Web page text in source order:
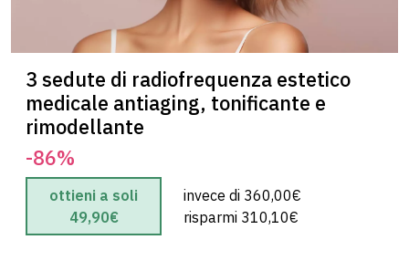
michela M.
“”
3 sedute di radiofrequenza estetico
medicale antiaging, tonificante e
rimodellante
-86%
ottieni a soli
49,90€
invece di 360,00€
risparmi 310,10€